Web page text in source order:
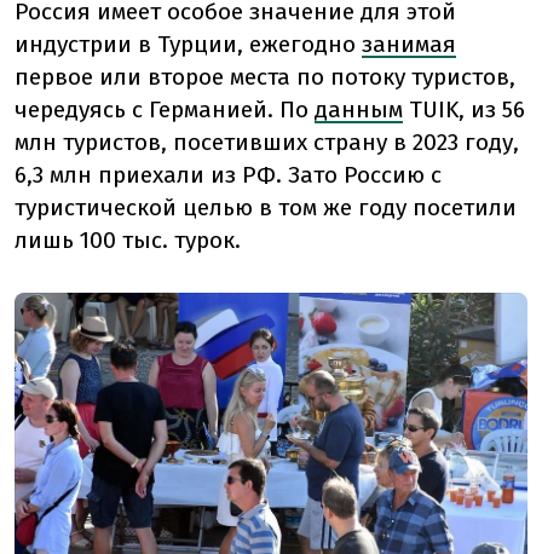
Россия имеет особое значение для этой
индустрии в Турции, ежегодно занимая
первое или второе места по потоку туристов,
чередуясь с Германией. По данным TUIK, из 56
млн туристов, посетивших страну в 2023 году,
6,3 млн приехали из РФ. Зато Россию с
туристической целью в том же году посетили
лишь 100 тыс. турок.